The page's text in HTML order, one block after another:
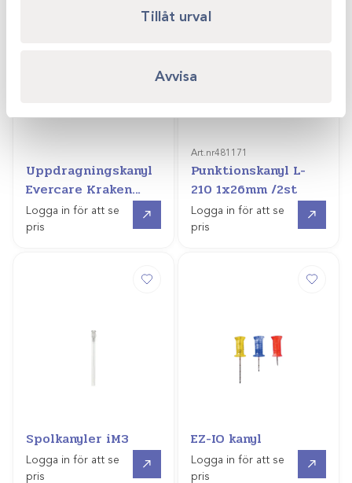
Tillåt urval
Avvisa
Uppdragningskanyl
Evercare Kraken
Spike
Logga in för att se
pris
Art.nr481171
Punktionskanyl L-
210 1x26mm /2st
Logga in för att se
pris
Spolkanyler iM3
Logga in för att se
pris
EZ-IO kanyl
Logga in för att se
pris